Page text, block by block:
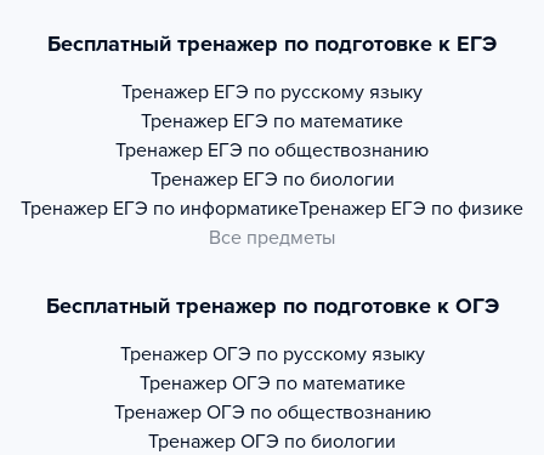
Бесплатный тренажер по подготовке к ЕГЭ
Тренажер ЕГЭ по русскому языку
Тренажер ЕГЭ по математике
Тренажер ЕГЭ по обществознанию
Тренажер ЕГЭ по биологии
Тренажер ЕГЭ по информатикеТренажер ЕГЭ по физике
Все предметы
Бесплатный тренажер по подготовке к ОГЭ
Тренажер ОГЭ по русскому языку
Тренажер ОГЭ по математике
Тренажер ОГЭ по обществознанию
Тренажер ОГЭ по биологии